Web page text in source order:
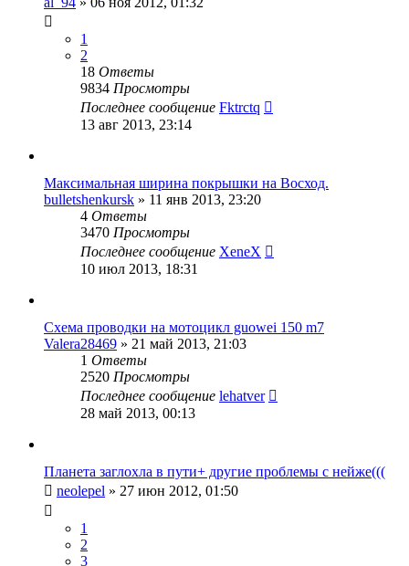
1
2
18 Ответы
9834 Просмотры
Последнее сообщение Fktrctq
13 авг 2013, 23:14
Максимальная ширина покрышки на Восход.
bulletshenkursk » 11 янв 2013, 23:20
4 Ответы
3470 Просмотры
Последнее сообщение XeneX
10 июл 2013, 18:31
Схема проводки на мотоцикл guowei 150 m7
Valera28469 » 21 май 2013, 21:03
1 Ответы
2520 Просмотры
Последнее сообщение lehatver
28 май 2013, 00:13
Планета заглохла в пути+ другие проблемы с нейже(((
neolepel » 27 июн 2012, 01:50
1
2
3